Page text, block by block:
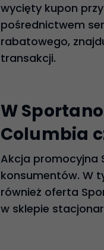
wycięty kupon
pośrednictwem
rabatowego,
transakcji.
W
Columbia
Akcja promocyjna
konsumentów. W
również oferta
w sklepie